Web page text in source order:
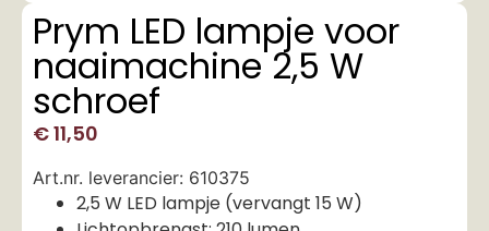
Prym LED lampje voor
naaimachine 2,5 W
schroef
€11,50
Art.nr. leverancier: 610375
2,5 W LED lampje (vervangt 15 W)